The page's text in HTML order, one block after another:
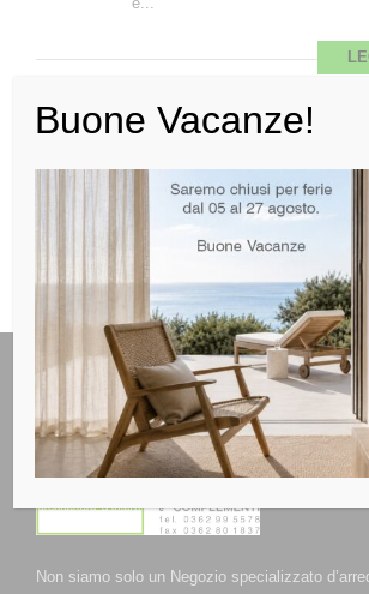
Non siamo solo un Negozio specializzato
Buone Vacanze!